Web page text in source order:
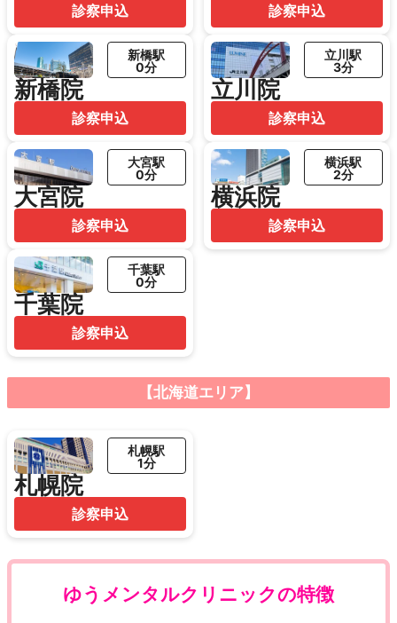
診察申込 診察申込
新橋院
新橋駅
0分
診察申込
立川院
立川駅
3分
診察申込
大宮院
大宮駅
0分
診察申込
横浜院
横浜駅
2分
診察申込
千葉院
千葉駅
0分
診察申込
【北海道エリア】
札幌院
札幌駅
1分
診察申込
ゆうメンタルクリニックの特徴